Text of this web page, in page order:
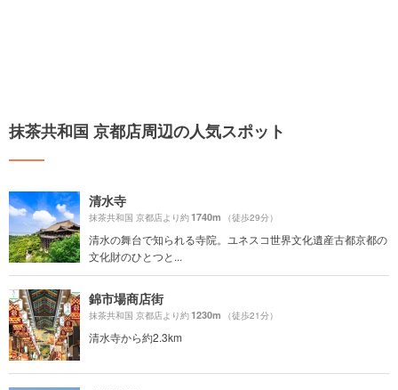
抹茶共和国 京都店周辺の人気スポット
清水寺
抹茶共和国 京都店より約1740m （徒歩29分）
清水の舞台で知られる寺院。ユネスコ世界文化遺産古都京都の
文化財のひとつと...
錦市場商店街
抹茶共和国 京都店より約1230m （徒歩21分）
清水寺から約2.3km